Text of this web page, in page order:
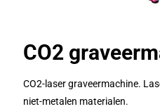
CO2
CO2-laser graveermachine.
niet-metalen materialen.